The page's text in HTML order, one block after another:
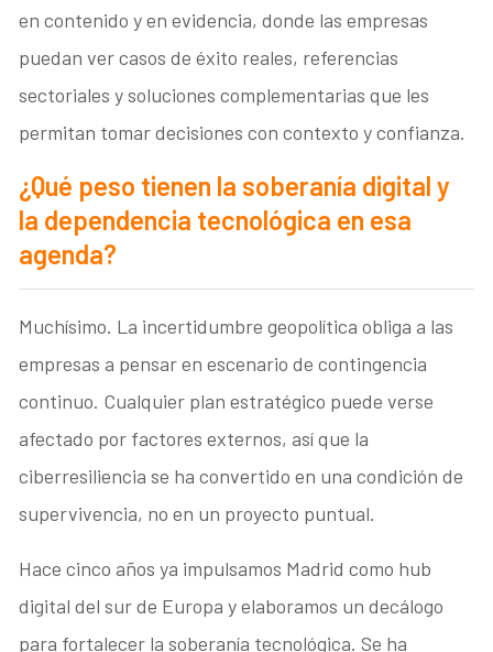
en contenido y en evidencia, donde las empresas
puedan ver casos de éxito reales, referencias
sectoriales y soluciones complementarias que les
permitan tomar decisiones con contexto y confianza.
¿Qué peso tienen la soberanía digital y
la dependencia tecnológica en esa
agenda?
Muchísimo. La incertidumbre geopolítica obliga a las
empresas a pensar en escenario de contingencia
continuo. Cualquier plan estratégico puede verse
afectado por factores externos, así que la
ciberresiliencia se ha convertido en una condición de
supervivencia, no en un proyecto puntual.
Hace cinco años ya impulsamos Madrid como hub
digital del sur de Europa y elaboramos un decálogo
para fortalecer la soberanía tecnológica. Se ha